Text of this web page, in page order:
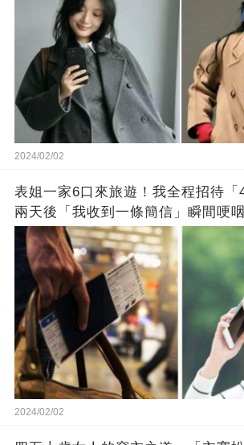
2024/02/02
表姐一家6口來旅遊！我全程招待「
兩天後「我收到一條簡信」瞬間哽咽
2024/02/02